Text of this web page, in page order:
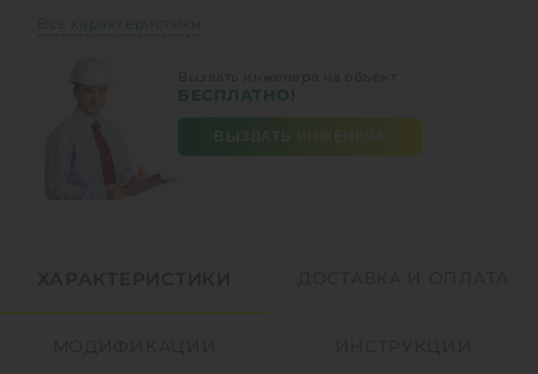
Все характеристики
БЕСПЛАТНО!